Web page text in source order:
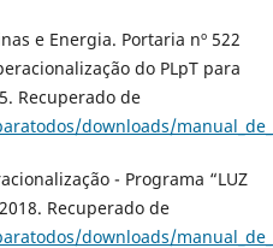
e Energia. Portaria nº 522
do PLpT para
Recuperado de
downloads/
- Programa “LUZ
Recuperado de
downloads/